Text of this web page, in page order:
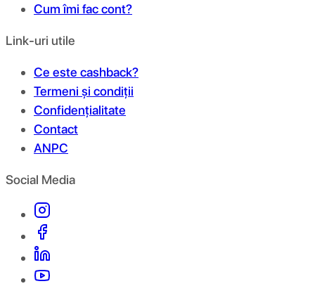
Cum îmi fac cont?
Link-uri utile
Ce este cashback?
Termeni și condiții
Confidențialitate
Contact
ANPC
Social Media